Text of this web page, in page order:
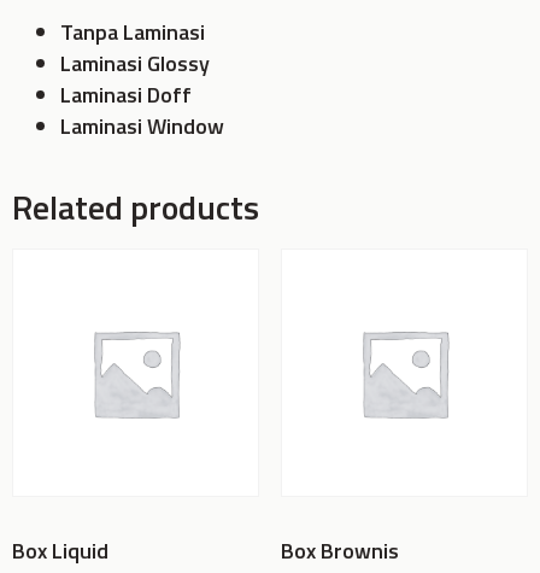
Tanpa Laminasi
Laminasi Glossy
Laminasi Doff
Laminasi Window
Related products
Box Liquid Box Brownis